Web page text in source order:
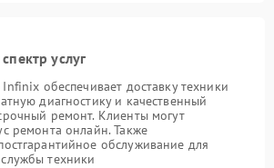
услуг
обеспечивает доставку техники
диагностику и качественный
ремонт. Клиенты могут
ремонта онлайн. Также
обслуживание для
техники